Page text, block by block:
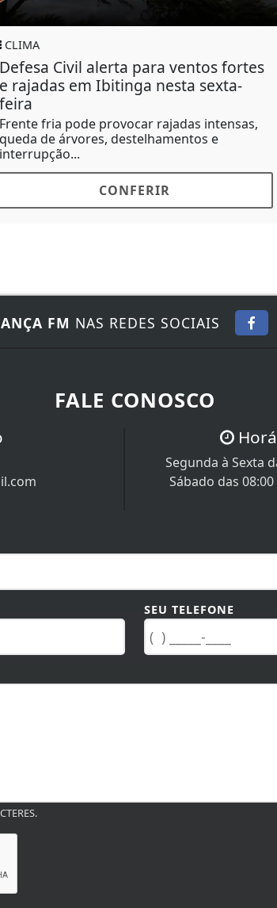
CLIMA
Defesa Civil alerta para ventos fortes
e rajadas em Ibitinga nesta sexta-
feira
Frente fria pode provocar rajadas intensas,
queda de árvores, destelhamentos e
interrupção...
CONFERIR
FM NAS REDES SOCIAIS
FALE CONOSCO
Segunda à Sexta
Sábado das
SEU TELEFONE